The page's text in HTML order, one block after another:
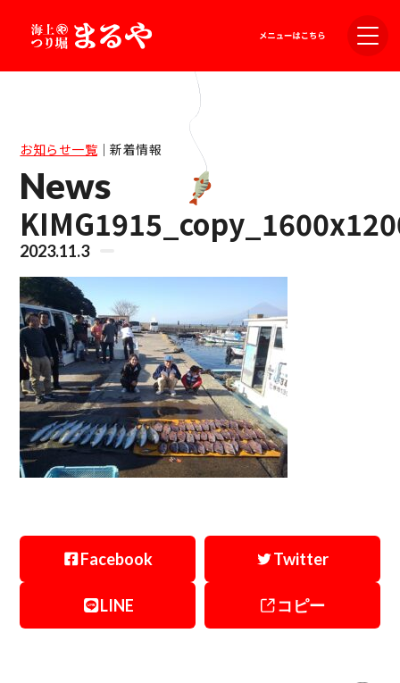
お知らせ一覧｜新着情報
News
2023.11.3
Facebook Twitter
LINE コピー